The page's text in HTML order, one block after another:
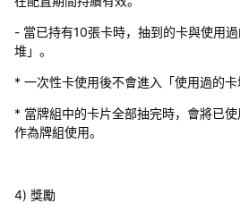
- 當已持有10張卡時，抽到的卡與使用
堆」。
* 一次性卡使用後不會進入「使用過的卡
* 當牌組中的卡片全部抽完時，會將已
作為牌組使用。
4) 獎勵